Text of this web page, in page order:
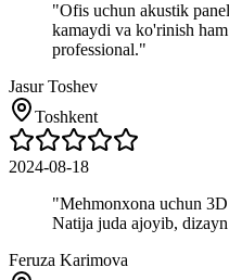
"Ofis uchun akustik
kamaydi va ko'rinish
professional."
Jasur Toshev
Toshkent
2024-08-18
"Mehmonxona uchun
Natija juda ajoyib,
Feruza Karimova